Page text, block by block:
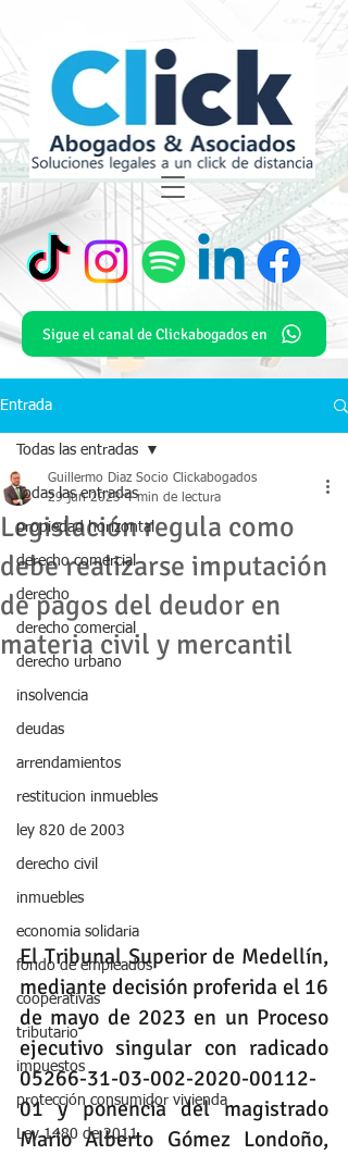
Sigue el canal de Clickabogados en
Entrada
Todas las entradas
propiedad horizontal
derecho comercial
derecho
derecho comercial
derecho urbano
insolvencia
deudas
arrendamientos
restitucion inmuebles
ley 820 de 2003
derecho civil
inmuebles
economia solidaria
fondo de empleados
cooperativas
tributario
impuestos
protección consumidor vivienda
Ley 1480 de 2011
Todas las entradas
Legislación regula como
debe realizarse imputación
de pagos del deudor en
materia civil y mercantil
Guillermo Diaz Socio Clickabogados
29 jun 2023 4 min de lectura
El Tribunal Superior de Medellín,
mediante decisión proferida el 16
de mayo de 2023 en un Proceso
ejecutivo singular con radicado
05266-31-03-002-2020-00112-
01 y ponencia del magistrado
Mario Alberto Gómez Londoño,